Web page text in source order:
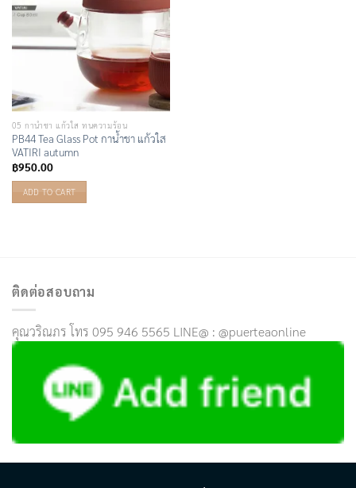
05 กาน้ำชา แก้วใส ทนความร้อน
PB44 Tea Glass Pot กาน้ำชา แก้วใส
VATIRI autumn
฿950.00
ADD TO CART
ติดต่อสอบถาม
คุณวริณภร โทร 095 946 5565 LINE@ : @puerteaonline